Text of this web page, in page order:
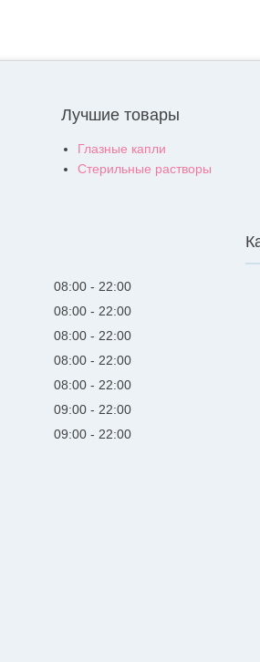
Лучшие товары
Глазные капли
Стерильные растворы
08:00
22:00
08:00
22:00
08:00
22:00
08:00
22:00
08:00
22:00
09:00
22:00
09:00 22:00